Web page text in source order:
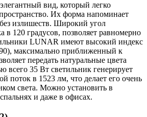
вид, который легко
Их форма напоминает
излишеств. Широкий угол
в 120 градусов, позволяет равномерно
LUNAR имеют высокий индекс
максимально приближенный к
передать натуральные цвета
всего 35 Вт светильник генерирует
поток в 1523 лм, что делает его очень
света. Можно установить в
и даже в офисах.